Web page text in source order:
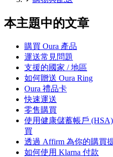
本主題中的文章
購買 Oura 產品
運送常見問題
支援的國家 / 地區
如何贈送 Oura Ring
Oura 禮品卡
快速運送
零售購買
使用健康儲蓄帳戶
買
透過 Affirm 為你的購買
如何使用 Klarna 付款